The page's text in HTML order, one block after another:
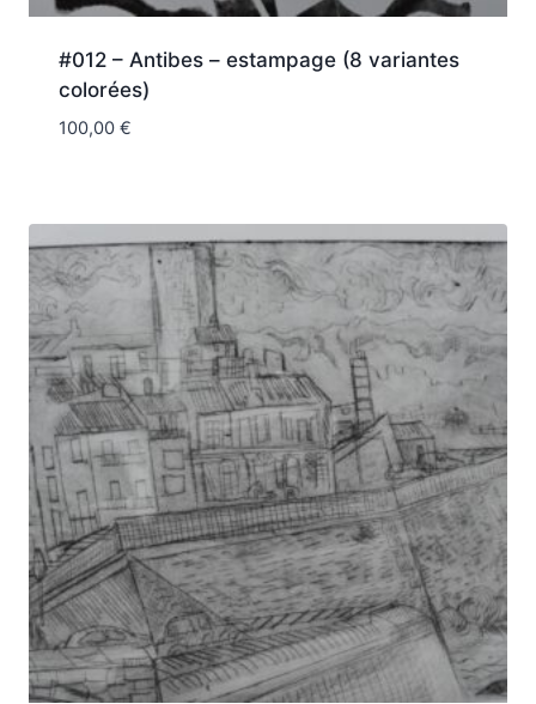
#012 – Antibes – estampage (8 variantes
colorées)
100,00 €